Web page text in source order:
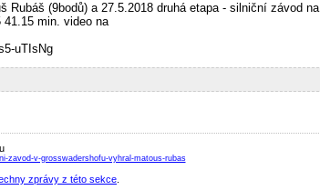
(9bodů) a 27.5.2018 druhá etapa - silniční závod na
41.15 min. video na
uTIsNg
zavod-v-grosswadershofu-vyhral-matous-rubas
zprávy z této sekce.